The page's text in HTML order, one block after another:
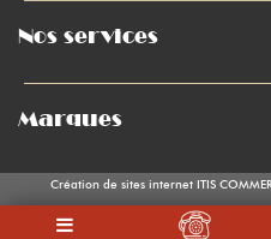
Nos services
Marques
Création de sites internet ITIS